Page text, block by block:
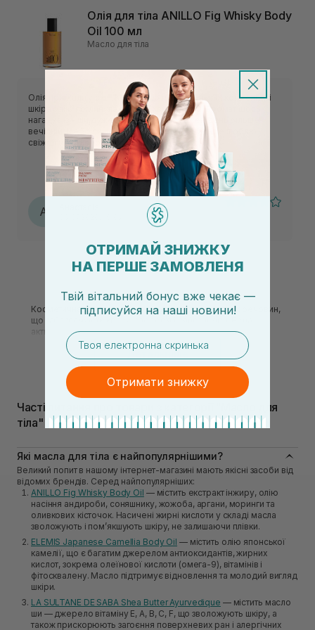
Олія для тіла ANILLO Fig Whisky Body
Oil 100 мл
Масло для тіла
Олія приїхала у склі. Класно що не залишає липкого сліду і
шкіра олію поглинула десь за хвилин 5-10. Аромат щось
нагадує із ніши,дуже глибокий не на кожен день,більше
вечірній. Не 5* лише через аромат бо я більше люблю
свіжіші або глибокі деревні аромати.
А
Косметична олія для тіла — це джерело корисних речовин,
що забезпечують красу, здоров'я і сяйво шкіри. Вона
активно використовується для підтримки молодості і
відмінного зовнішнього вигляду. І не тільки в
косметологічних кабінетах, але також при проведенні
домашніх процедур.
Детальніше
Часті питання про товари з категорії "Масло для
тіла"
Які масла для тіла є найпопулярнішими?
Великий попит в нашому інтернет-магазині мають якісні засоби від
відомих брендів. Серед найпопулярніших:
ANILLO Fig Whisky Body Oil — містить екстракт інжиру, олію
насіння андироби, соняшнику, жожоба, аргани, моринги та
оливкових кісточок. Насичені жирні кислоти у складі масла
зволожують і пом’якшують шкіру, не залишаючи плівки.
ELEMIS Japanese Camellia Body Oil — містить олію японської
камелії, що є багатим джерелом антиоксидантів, жирних
кислот, зокрема олеїнової кислоти (омега-9), вітамінів і
фітосквалену. Масло підтримує відновлення та молодий вигляд
шкіри.
LA SULTANE DE SABA Shea Butter Ayurvedique — містить масло
ши — джерело вітаміну Е, А, В, С, F, що зволожують шкіру, а
також прискорюють загоєння поверхневих ран і алергічних
ОТРИМАЙ ЗНИЖКУ
НА ПЕРШЕ ЗАМОВЛЕНЯ
Твій вітальний бонус вже чекає —
підписуйся на наші новини!
email
Отримати знижку